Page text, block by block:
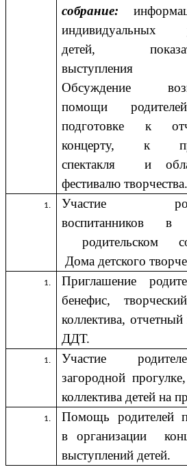
собрание:
индивидуальных
детей,
выступления
Обсуждение
помощи
подготовке к
концерту, к
спектакля и
фестивалю творчества.
Участие
воспитанников
родительском
Дома детского
Приглашение
бенефис,
коллектива, отчетный
ДДТ.
Участие
загородной
коллектива детей на
Помощь родителей
в организации
выступлений детей.